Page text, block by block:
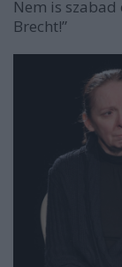
Nem is
Brecht!”